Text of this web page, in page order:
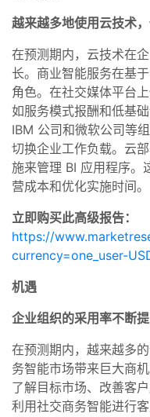
越来越多地使用云技术
在预测期内，云技术在
长。商业智能服务在基
角色。在社交媒体平台
如服务模式报酬和低基
IBM 公司和微软公司等
切换企业工作负载。云
施来管理 BI 应用程序。
营成本和优化实施时间。
立即购买此高级报告：
https://
currency=one_user-
机遇
企业组织的采用率不断
在预测期内，越来越多
务智能市场带来巨大商
了解目标市场、改善客
利用社交商务智能进行